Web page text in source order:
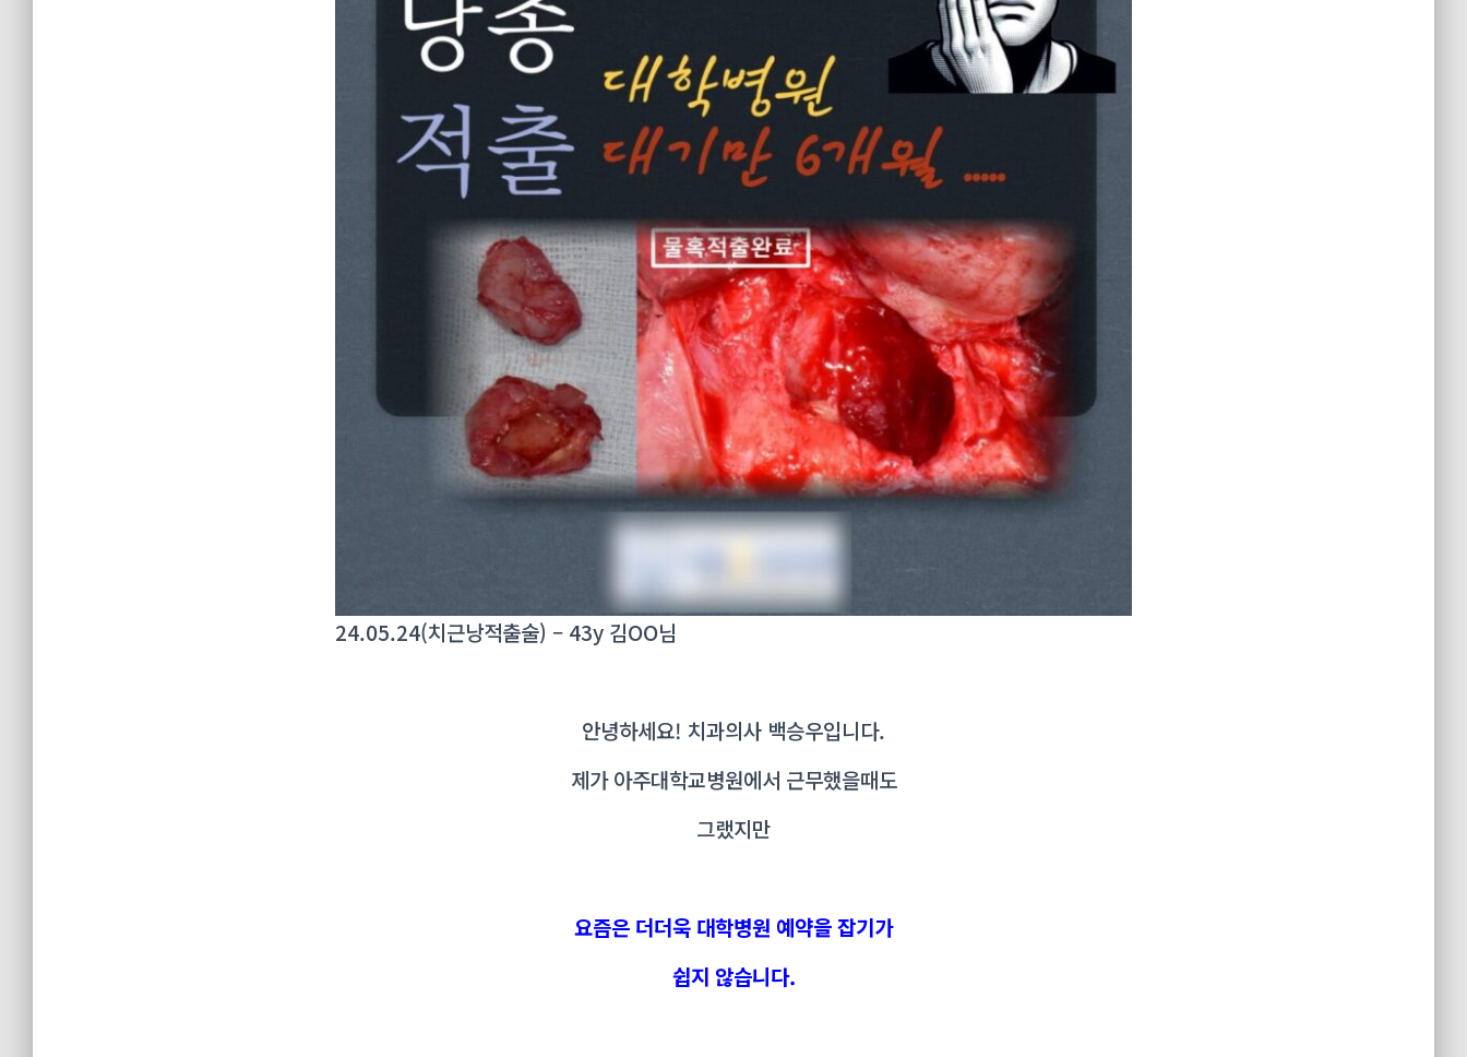
24.05.24(치근낭적출술) – 43y 김OO님
안녕하세요! 치과의사 백승우입니다.
제가 아주대학교병원에서 근무했을때도
그랬지만
요즘은 더더욱 대학병원 예약을 잡기가
쉽지 않습니다.